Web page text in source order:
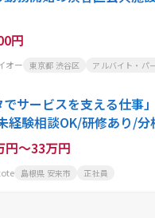
円
オー 東京都 渋谷区 アルバイト・パ
でサービスを支える仕事
経験相談OK/研修あり/
円～33万円
島根県 安来市 正社員